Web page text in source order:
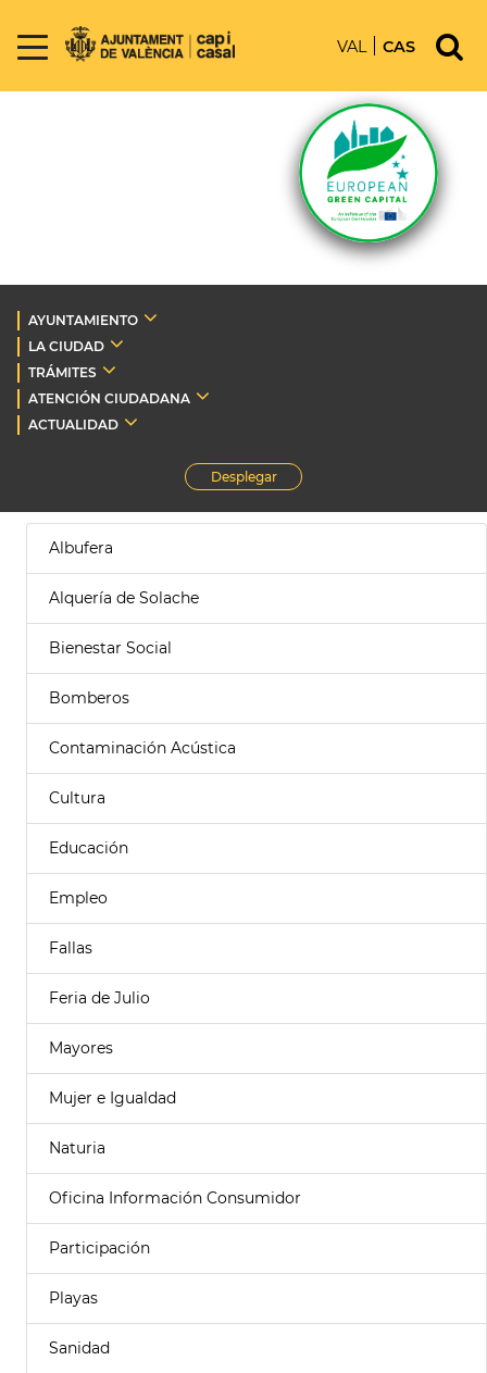
VAL CAS
AYUNTAMIENTO
LA CIUDAD
TRÁMITES
ATENCIÓN CIUDADANA
ACTUALIDAD
Desplegar
Albufera
Alquería de Solache
Bienestar Social
Bomberos
Contaminación Acústica
Cultura
Educación
Empleo
Fallas
Feria de Julio
Mayores
Mujer e Igualdad
Naturia
Oficina Información Consumidor
Participación
Playas
Sanidad